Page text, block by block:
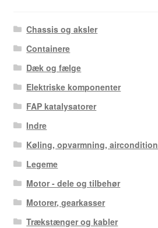
Chassis og aksler
Containere
Dæk og fælge
Elektriske komponenter
FAP katalysatorer
Indre
Køling, opvarmning, aircondition
Legeme
Motor - dele og tilbehør
Motorer, gearkasser
Trækstænger og kabler